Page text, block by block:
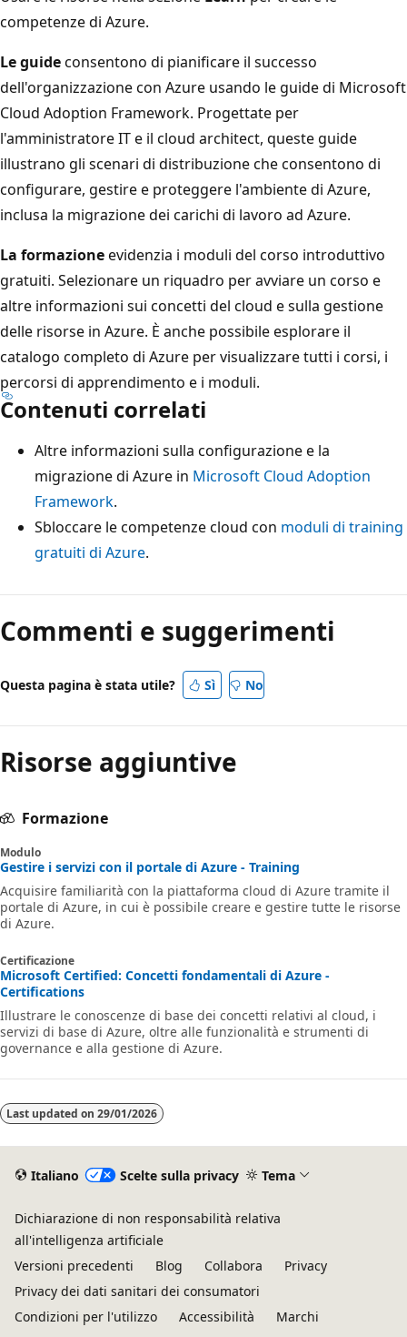
competenze di Azure.
Le guideconsentono di pianificare il successo
dell'organizzazione con Azure usando le guide di Microsoft
Cloud Adoption Framework. Progettate per
l'amministratore IT e il cloud architect, queste guide
illustrano gli scenari di distribuzione che consentono di
configurare, gestire e proteggere l'ambiente di Azure,
inclusa la migrazione dei carichi di lavoro ad Azure.
La formazioneevidenzia i moduli del corso introduttivo
gratuiti. Selezionare un riquadro per avviare un corso e
altre informazioni sui concetti del cloud e sulla gestione
delle risorse in Azure. È anche possibile esplorare il
catalogo completo di Azure per visualizzare tutti i corsi, i
percorsi di apprendimento e i moduli.
Contenuti correlati
Altre informazioni sulla configurazione e la
migrazione di Azure in Microsoft Cloud Adoption
Framework.
Sbloccare le competenze cloud con moduli di training
gratuiti di Azure.
Modalità
di
lettura
Commenti e suggerimenti
Questa pagina è stata utile? Sì No
Risorse aggiuntive
Formazione
Modulo
Gestire i servizi con il portale di Azure - Training
Acquisire familiarità con la piattaforma cloud di Azure tramite il
portale di Azure, in cui è possibile creare e gestire tutte le risorse
di Azure.
Certificazione
Microsoft Certified: Concetti fondamentali di Azure -
Certifications
Illustrare le conoscenze di base dei concetti relativi al cloud, i
servizi di base di Azure, oltre alle funzionalità e strumenti di
governance e alla gestione di Azure.
Last updated on 29/01/2026
Italiano Scelte sulla privacy Tema
Dichiarazione di non responsabilità relativa
all'intelligenza artificiale
Versioni precedenti
Blog Collabora
Privacy
Privacy dei dati sanitari dei consumatori
Condizioni per l'utilizzo
Accessibilità
Marchi